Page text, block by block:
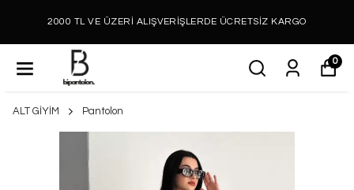
2000 TL VE ÜZERİ ALIŞVERİŞLERDE ÜCRETSİZ KARGO
0
ALT GİYİM Pantolon